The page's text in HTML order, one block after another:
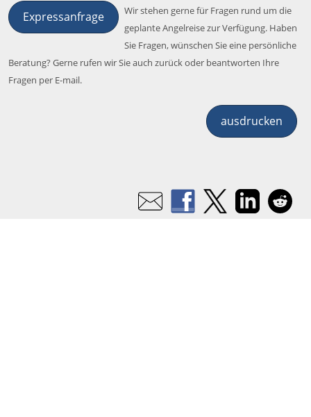
Expressanfrage
Wir stehen gerne für Fragen rund um die
geplante Angelreise zur Verfügung. Haben
Sie Fragen, wünschen Sie eine persönliche
Beratung? Gerne rufen wir Sie auch zurück oder beantworten Ihre
Fragen per E-mail.
ausdrucken